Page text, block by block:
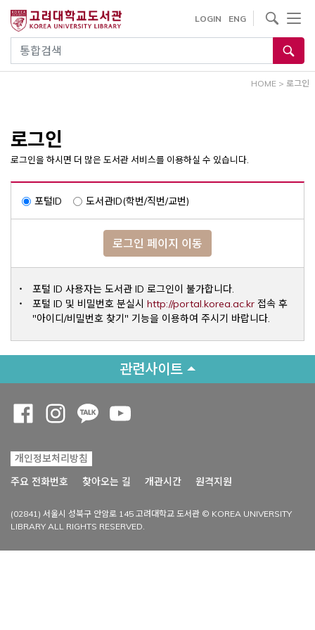
건
통합검색
LOGIN ENG
사이트내 검색
HOME > 로그인
로그인
로그인을 하시면 더 많은 도서관 서비스를 이용하실 수 있습니다.
포털ID 도서관ID(학번/직번/교번)
로그인 페이지 이동
포털 ID 사용자는 도서관 ID 로그인이 불가합니다.
포털 ID 및 비밀번호 분실시 http://portal.korea.ac.krOpens a
접속 후
"아이디/비밀번호 찾기" 기능을 이용하여 주시기 바랍니다.
관련사이트
개인정보처리방침
주요 전화번호
찾아오는 길 개관시간 원격지원
(02841) 서울시 성북구 안암로 145 고려대학교 도서관 © KOREA UNIVERSITY
LIBRARY ALL RIGHTS RESERVED.
Opens a new window
Opens a new window
Opens a new window